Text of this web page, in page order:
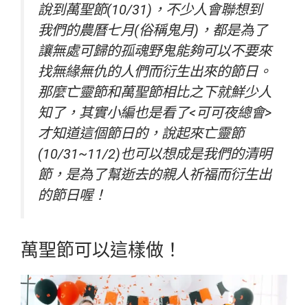
說到萬聖節(10/31)，不少人會聯想到
我們的農曆七月(俗稱鬼月)，都是為了
讓無處可歸的孤魂野鬼能夠可以不要來
找無緣無仇的人們而衍生出來的節日。
那麼亡靈節和萬聖節相比之下就鮮少人
知了，其實小編也是看了<可可夜總會>
才知道這個節日的，說起來亡靈節
(10/31~11/2)也可以想成是我們的清明
節，是為了幫逝去的親人祈福而衍生出
的節日喔！
萬聖節可以這樣做！